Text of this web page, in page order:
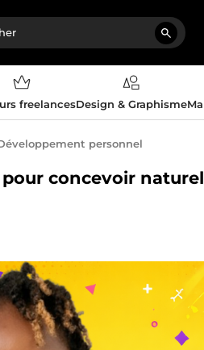
freelancesDesign & Graphisme
personnel
pour concevoir